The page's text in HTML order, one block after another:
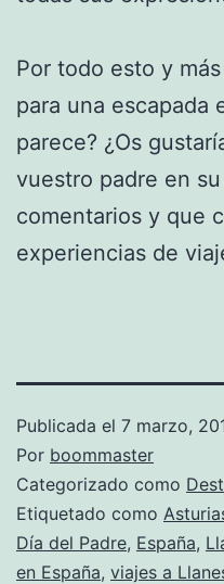
Por todo esto y
para una escapada
parece? ¿Os
vuestro padre en
comentarios y que
experiencias de
Publicada el 7 marzo,
Por boommaster
Categorizado como
Etiquetado como
Día del Padre, España,
en España, viajes a